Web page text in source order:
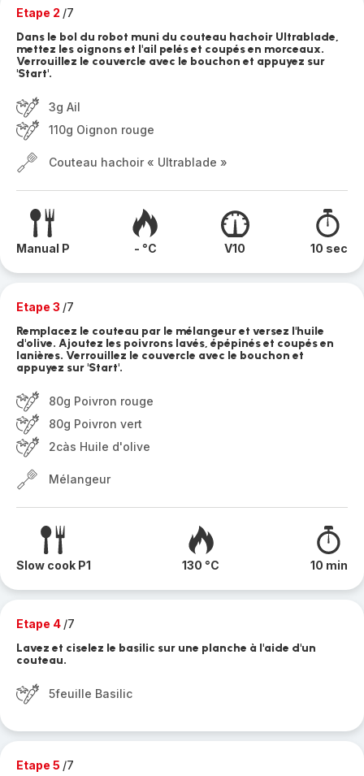
Etape 2 /7
Dans le bol du robot muni du couteau hachoir Ultrablade,
mettez les oignons et l'ail pelés et coupés en morceaux.
Verrouillez le couvercle avec le bouchon et appuyez sur
'Start'.
3g Ail
110g Oignon rouge
Couteau hachoir « Ultrablade »
Manual P - °C V10 10 sec
Etape 3 /7
Remplacez le couteau par le mélangeur et versez l'huile
d'olive. Ajoutez les poivrons lavés, épépinés et coupés en
lanières. Verrouillez le couvercle avec le bouchon et
appuyez sur 'Start'.
80g Poivron rouge
80g Poivron vert
2càs Huile d'olive
Mélangeur
Slow cook P1 130 °C 10 min
Etape 4 /7
Lavez et ciselez le basilic sur une planche à l'aide d'un
couteau.
5feuille Basilic
Etape 5 /7